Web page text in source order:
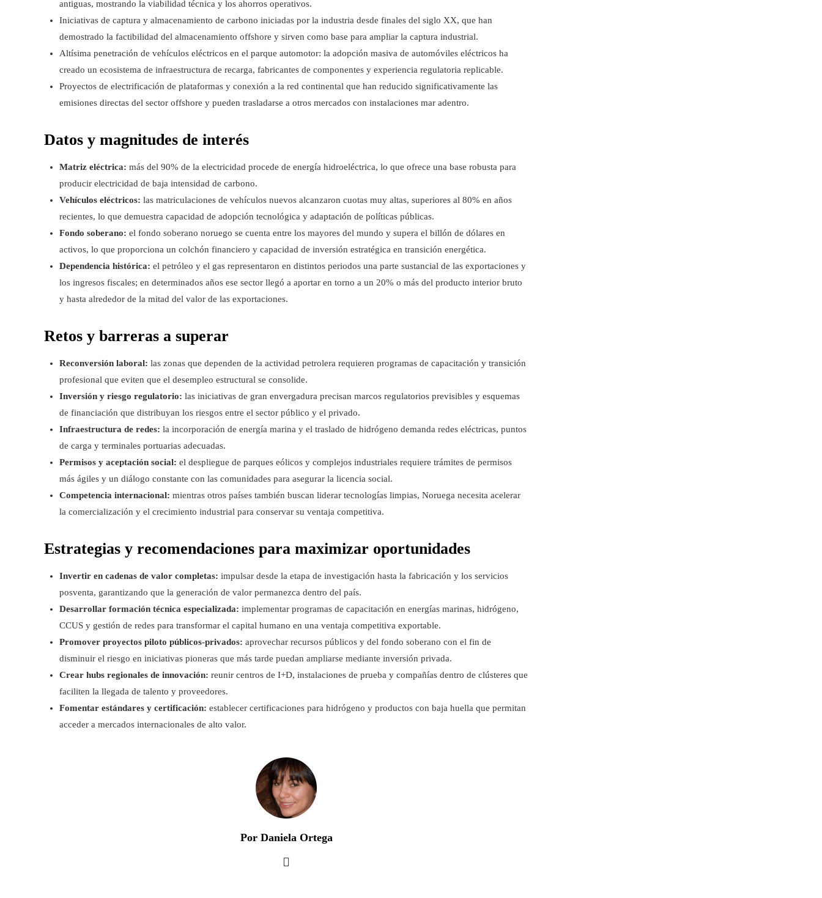
antiguas, mostrando la viabilidad técnica y los ahorros operativos.
Iniciativas de captura y almacenamiento de carbono iniciadas por la industria desde finales del siglo XX, que han
demostrado la factibilidad del almacenamiento offshore y sirven como base para ampliar la captura industrial.
Altísima penetración de vehículos eléctricos en el parque automotor: la adopción masiva de automóviles eléctricos ha
creado un ecosistema de infraestructura de recarga, fabricantes de componentes y experiencia regulatoria replicable.
Proyectos de electrificación de plataformas y conexión a la red continental que han reducido significativamente las
emisiones directas del sector offshore y pueden trasladarse a otros mercados con instalaciones mar adentro.
Datos y magnitudes de interés
Matriz eléctrica: más del 90% de la electricidad procede de energía hidroeléctrica, lo que ofrece una base robusta para
producir electricidad de baja intensidad de carbono.
Vehículos eléctricos: las matriculaciones de vehículos nuevos alcanzaron cuotas muy altas, superiores al 80% en años
recientes, lo que demuestra capacidad de adopción tecnológica y adaptación de políticas públicas.
Fondo soberano: el fondo soberano noruego se cuenta entre los mayores del mundo y supera el billón de dólares en
activos, lo que proporciona un colchón financiero y capacidad de inversión estratégica en transición energética.
Dependencia histórica: el petróleo y el gas representaron en distintos periodos una parte sustancial de las exportaciones y
los ingresos fiscales; en determinados años ese sector llegó a aportar en torno a un 20% o más del producto interior bruto
y hasta alrededor de la mitad del valor de las exportaciones.
Retos y barreras a superar
Reconversión laboral: las zonas que dependen de la actividad petrolera requieren programas de capacitación y transición
profesional que eviten que el desempleo estructural se consolide.
Inversión y riesgo regulatorio: las iniciativas de gran envergadura precisan marcos regulatorios previsibles y esquemas
de financiación que distribuyan los riesgos entre el sector público y el privado.
Infraestructura de redes: la incorporación de energía marina y el traslado de hidrógeno demanda redes eléctricas, puntos
de carga y terminales portuarias adecuadas.
Permisos y aceptación social: el despliegue de parques eólicos y complejos industriales requiere trámites de permisos
más ágiles y un diálogo constante con las comunidades para asegurar la licencia social.
Competencia internacional: mientras otros países también buscan liderar tecnologías limpias, Noruega necesita acelerar
la comercialización y el crecimiento industrial para conservar su ventaja competitiva.
Estrategias y recomendaciones para maximizar oportunidades
Invertir en cadenas de valor completas: impulsar desde la etapa de investigación hasta la fabricación y los servicios
posventa, garantizando que la generación de valor permanezca dentro del país.
Desarrollar formación técnica especializada: implementar programas de capacitación en energías marinas, hidrógeno,
CCUS y gestión de redes para transformar el capital humano en una ventaja competitiva exportable.
Promover proyectos piloto públicos-privados: aprovechar recursos públicos y del fondo soberano con el fin de
disminuir el riesgo en iniciativas pioneras que más tarde puedan ampliarse mediante inversión privada.
Crear hubs regionales de innovación: reunir centros de I+D, instalaciones de prueba y compañías dentro de clústeres que
faciliten la llegada de talento y proveedores.
Fomentar estándares y certificación: establecer certificaciones para hidrógeno y productos con baja huella que permitan
acceder a mercados internacionales de alto valor.
Por Daniela Ortega